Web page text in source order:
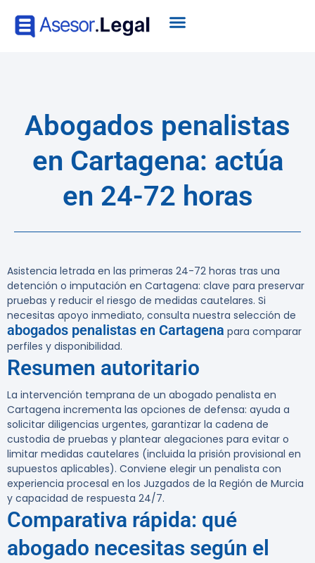
Abogados penalistas
en Cartagena: actúa
en 24-72 horas
Asistencia letrada en las primeras 24-72 horas tras una
detención o imputación en Cartagena: clave para preservar
pruebas y reducir el riesgo de medidas cautelares. Si
necesitas apoyo inmediato, consulta nuestra selección de
abogados penalistas en Cartagena para comparar
perfiles y disponibilidad.
Resumen autoritario
La intervención temprana de un abogado penalista en
Cartagena incrementa las opciones de defensa: ayuda a
solicitar diligencias urgentes, garantizar la cadena de
custodia de pruebas y plantear alegaciones para evitar o
limitar medidas cautelares (incluida la prisión provisional en
supuestos aplicables). Conviene elegir un penalista con
experiencia procesal en los Juzgados de la Región de Murcia
y capacidad de respuesta 24/7.
Comparativa rápida: qué
abogado necesitas según el